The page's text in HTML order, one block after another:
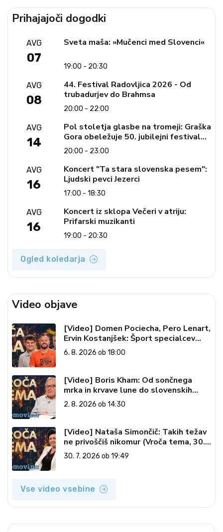
Prihajajoči dogodki
AVG
07
Sveta maša: »Mučenci med Slovenci«
19:00 - 20:30
AVG
08
44. Festival Radovljica 2026 - Od
trubadurjev do Brahmsa
20:00 - 22:00
AVG
14
Pol stoletja glasbe na tromeji: Graška
Gora obeležuje 50. jubilejni festival
narodno-zabavne glasbe
20:00 - 23:00
AVG
16
Koncert "Ta stara slovenska pesem":
Ljudski pevci Jezerci
17:00 - 18:30
AVG
16
Koncert iz sklopa Večeri v atriju:
Prifarski muzikanti
19:00 - 20:30
Ogled koledarja
Video objave
[Video] Domen Pociecha, Pero Lenart,
Ervin Kostanjšek: Šport specialcev
(Vroča tema, 6. 8. 2026)
6. 8. 2026 ob 18:00
[Video] Boris Kham: Od sončnega
mrka in krvave lune do slovenskih
pečatov v vesolju (Vroča tema, 2. 8.
2026)
2. 8. 2026 ob 14:30
[Video] Nataša Simončič: Takih težav
ne privoščiš nikomur (Vroča tema, 30.
7. 2026)
30. 7. 2026 ob 19:49
Vse video vsebine